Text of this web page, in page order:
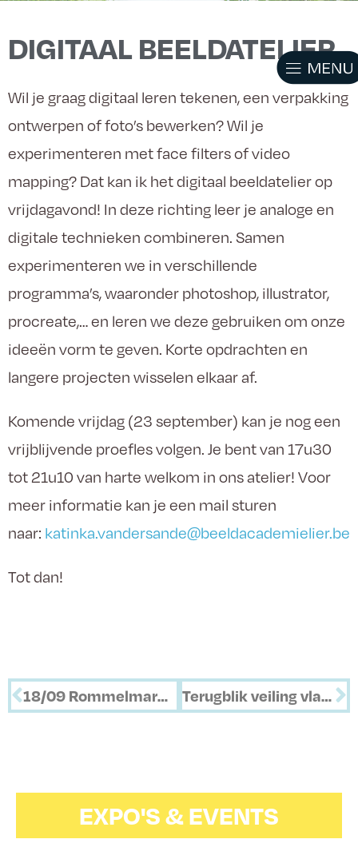
DIGITAAL BEELDATELIER
Wil je graag digitaal leren tekenen, een verpakking
ontwerpen of foto’s bewerken? Wil je
experimenteren met face filters of video
mapping? Dat kan ik het digitaal beeldatelier op
vrijdagavond! In deze richting leer je analoge en
digitale technieken combineren. Samen
experimenteren we in verschillende
programma’s, waaronder photoshop, illustrator,
procreate,… en leren we deze gebruiken om onze
ideeën vorm te geven. Korte opdrachten en
langere projecten wisselen elkaar af.
Komende vrijdag (23 september) kan je nog een
vrijblijvende proefles volgen. Je bent van 17u30
tot 21u10 van harte welkom in ons atelier! Voor
meer informatie kan je een mail sturen
naar: katinka.vandersande@beeldacademielier.be
Tot dan!
18/09 Rommelmarkt – Autoloze zondag Terugblik veiling vlaggen
EXPO'S & EVENTS